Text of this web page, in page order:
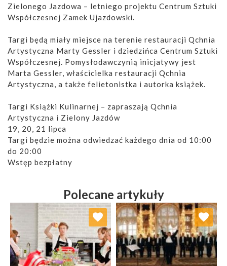
Zielonego Jazdowa – letniego projektu Centrum Sztuki
Współczesnej Zamek Ujazdowski.
Targi będą miały miejsce na terenie restauracji Qchnia
Artystyczna Marty Gessler i dziedzińca Centrum Sztuki
Współczesnej. Pomysłodawczynią inicjatywy jest
Marta Gessler, właścicielka restauracji Qchnia
Artystyczna, a także felietonistka i autorka książek.
Targi Książki Kulinarnej – zapraszają Qchnia
Artystyczna i Zielony Jazdów
19, 20, 21 lipca
Targi będzie można odwiedzać każdego dnia od 10:00
do 20:00
Wstęp bezpłatny
Polecane artykuły
Dodaj do ulubionych
Wybierz listę:
Dodaj do ulubionych
Wybierz listę: